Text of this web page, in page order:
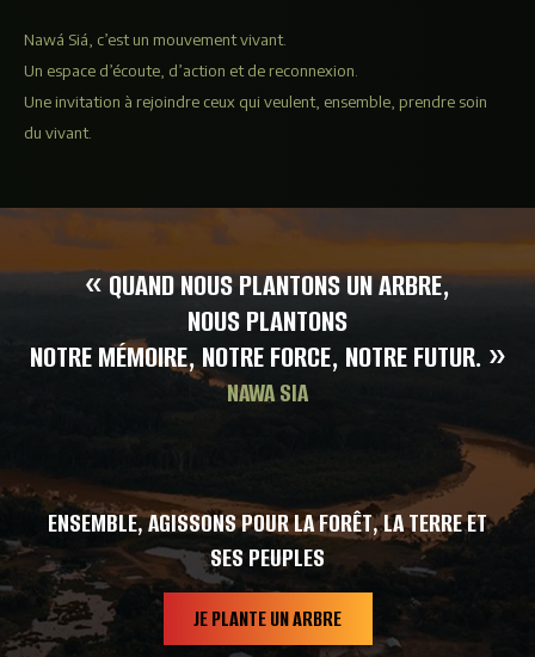
Nawá Siá, c’est un mouvement vivant.
Un espace d’écoute, d’action et de reconnexion.
Une invitation à rejoindre ceux qui veulent, ensemble, prendre soin
du vivant.
« QUAND NOUS PLANTONS UN ARBRE,
NOUS PLANTONS
NOTRE MÉMOIRE, NOTRE FORCE, NOTRE FUTUR. »
NAWA SIA
ENSEMBLE, AGISSONS POUR LA FORÊT, LA TERRE ET
SES PEUPLES
JE PLANTE UN ARBRE